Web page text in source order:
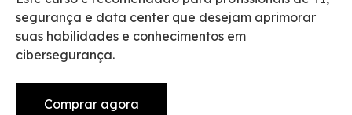
segurança e data center que desejam aprimorar
suas habilidades e conhecimentos em
cibersegurança.
Comprar agora